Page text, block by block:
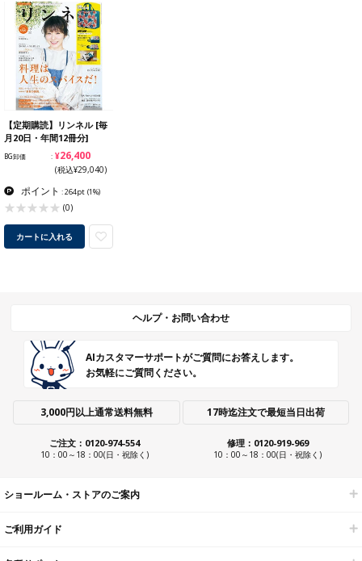
【定期購読】リンネル [毎
月20日・年間12冊分]
BG卸価 ¥26,400
(税込¥29,040)
ポイント : 264pt (1%)
(0)
カートに入れる
ヘルプ・お問い合わせ
AIカスタマーサポートがご質問にお答えします。
お気軽にご質問ください。
3,000円以上通常送料無料 17時迄注文で最短当日出荷
ご注文：0120-974-554
10：00～18：00(日・祝除く)
修理：0120-919-969
10：00～18：00(日・祝除く)
ショールーム・ストアのご案内
ご利用ガイド